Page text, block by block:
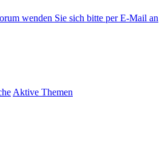
wenden Sie sich bitte per E-Mail an
Aktive Themen